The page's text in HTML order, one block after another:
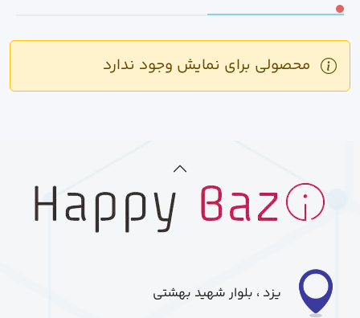
محصولی برای نمایش وجود ندارد
یزد ، بلوار شهید بهشتی